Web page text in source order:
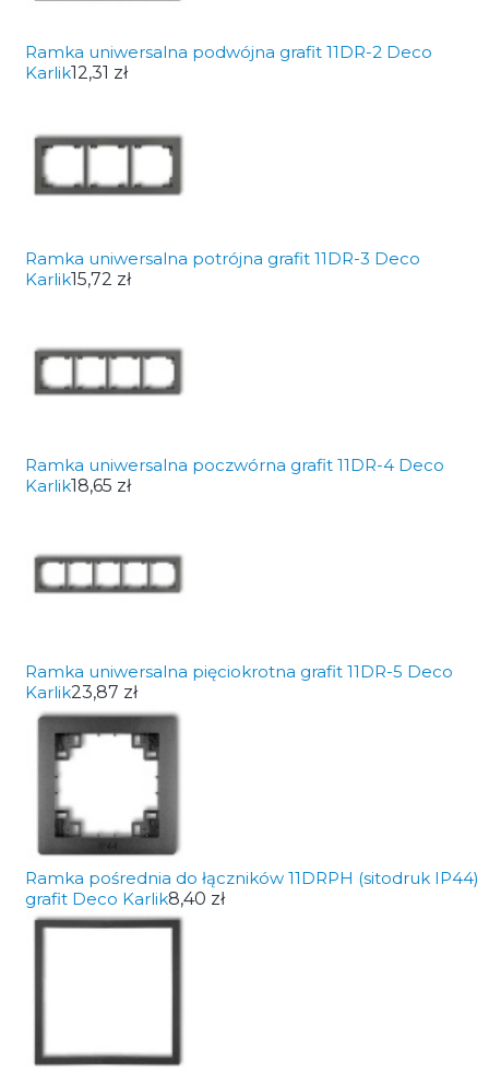
Ramka uniwersalna podwójna grafit 11DR-2 Deco
Karlik12,31 zł
Ramka uniwersalna potrójna grafit 11DR-3 Deco
Karlik15,72 zł
Ramka uniwersalna poczwórna grafit 11DR-4 Deco
Karlik18,65 zł
Ramka uniwersalna pięciokrotna grafit 11DR-5 Deco
Karlik23,87 zł
Ramka pośrednia do łączników 11DRPH (sitodruk IP44)
grafit Deco Karlik8,40 zł